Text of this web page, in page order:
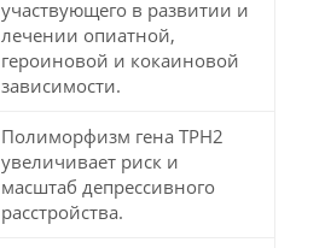
участвующего в развитии и
лечении опиатной,
героиновой и кокаиновой
зависимости.
Полиморфизм гена TPH2
увеличивает риск и
масштаб депрессивного
расстройства.